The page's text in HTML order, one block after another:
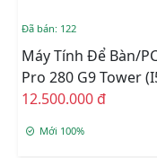
Đã bán: 122
Máy Tính Để Bàn/
Pro 280 G9 Tower
12500/8GB RAM/
SSD/WL+BT/K+M/
(72G57PA)
12.500.000 đ
Mới 100%